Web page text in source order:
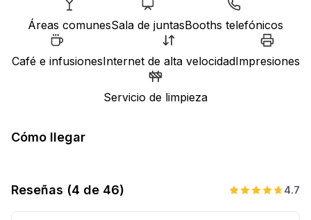
Áreas comunesSala de juntasBooths telefónicos
Café e infusionesInternet de alta velocidadImpresiones
Servicio de limpieza
Cómo llegar
Reseñas (4 de 46) 4.7